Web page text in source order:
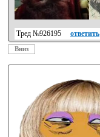
Тред №926195 ответить
Вниз